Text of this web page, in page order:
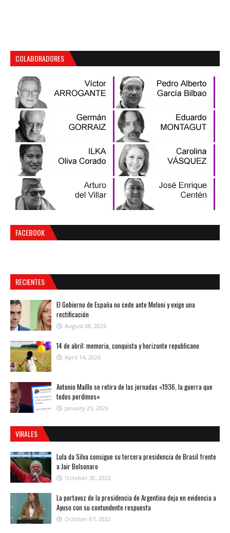
COLABORADORES
FACEBOOK
RECIENTES
El Gobierno de España no cede ante Meloni y exige una
rectificación
August 08, 2026
14 de abril: memoria, conquista y horizonte republicano
April 14, 2026
Antonio Maíllo se retira de las jornadas «1936, la guerra que
todos perdimos»
January 25, 2026
VIRALES
Lula da Silva consigue su tercera presidencia de Brasil frente
a Jair Bolsonaro
October 30, 2022
La portavoz de la presidencia de Argentina deja en evidencia a
Ayuso con su contundente respuesta
October 07, 2022